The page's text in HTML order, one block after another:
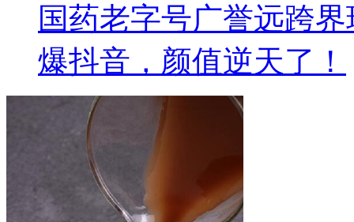
国药老字号广誉远跨
爆抖音，颜值逆天了！